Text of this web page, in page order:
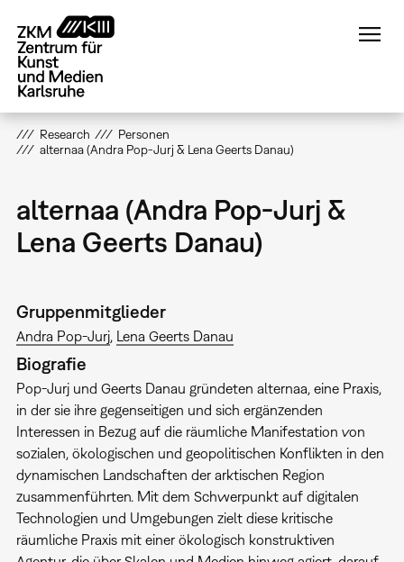
zum
Inhalt
Research
Personen
alternaa (Andra Pop-Jurj & Lena Geerts Danau)
alternaa (Andra Pop-Jurj &
Lena Geerts Danau)
Gruppenmitglieder
Andra Pop-Jurj Lena Geerts Danau
Biografie
Pop-Jurj und Geerts Danau gründeten alternaa, eine Praxis,
in der sie ihre gegenseitigen und sich ergänzenden
Interessen in Bezug auf die räumliche Manifestation von
sozialen, ökologischen und geopolitischen Konflikten in den
dynamischen Landschaften der arktischen Region
zusammenführten. Mit dem Schwerpunkt auf digitalen
Technologien und Umgebungen zielt diese kritische
räumliche Praxis mit einer ökologisch konstruktiven